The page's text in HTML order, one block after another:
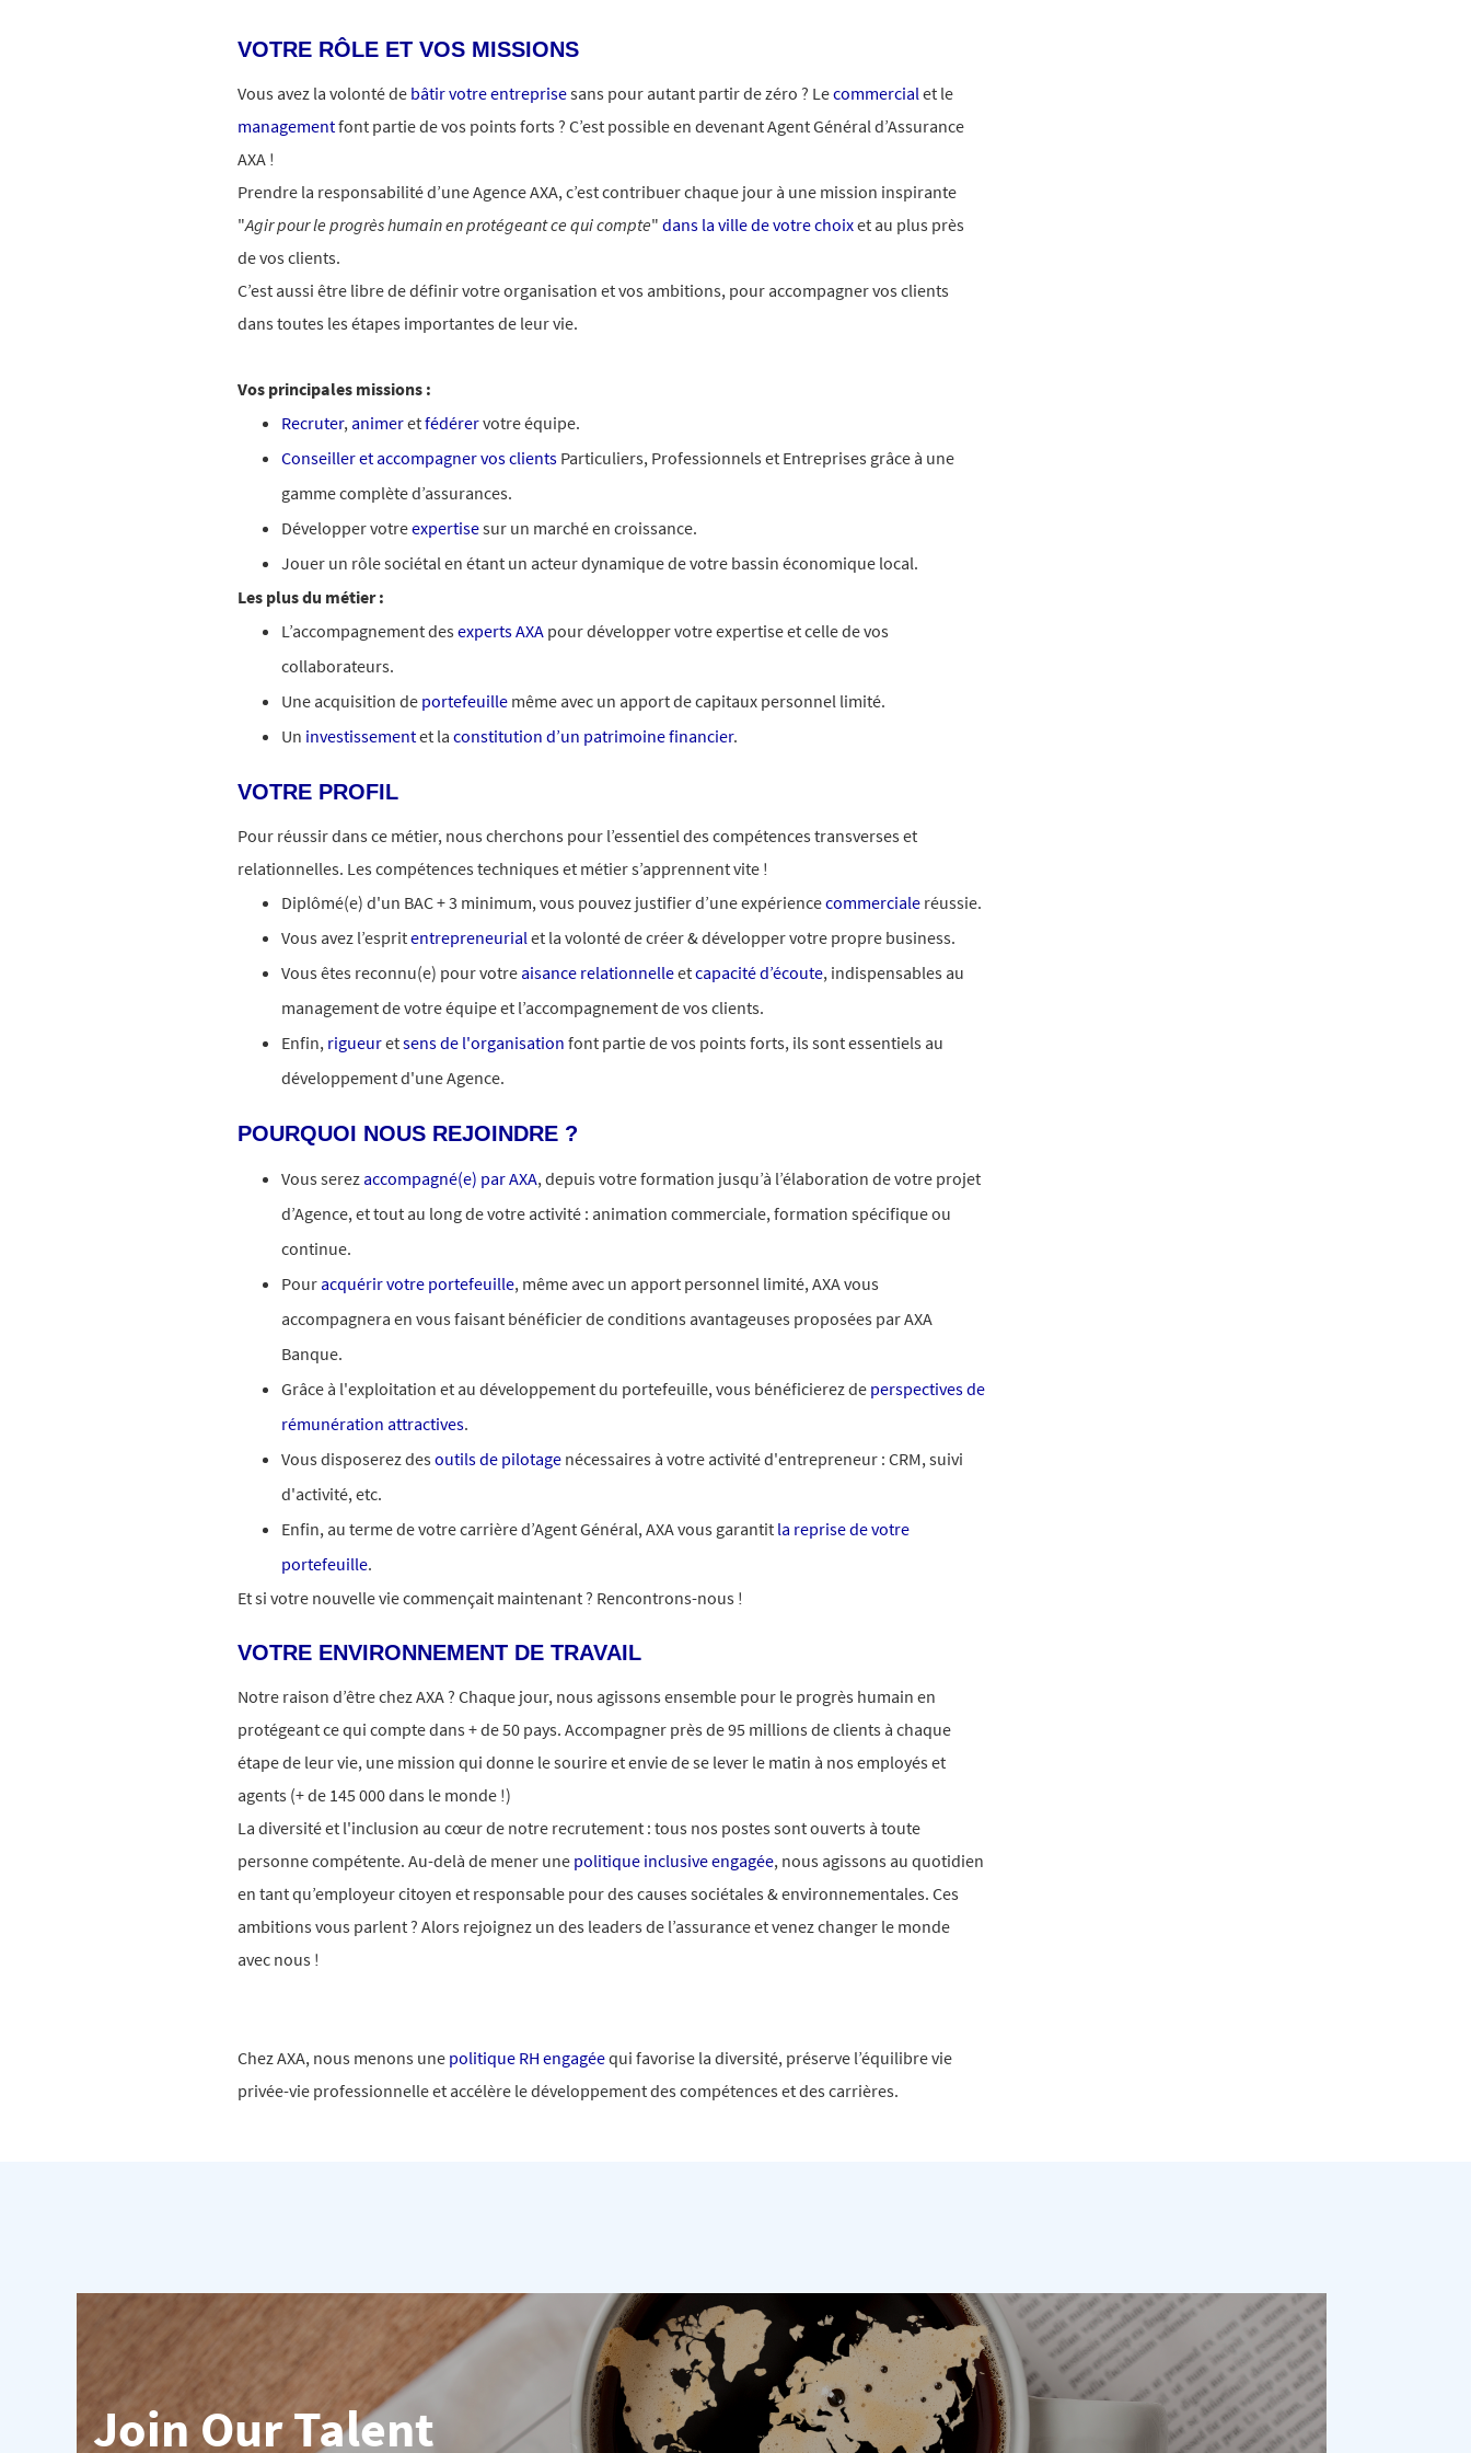
VOTRE RÔLE ET VOS MISSIONS
Vous avez la volonté de bâtir votre entreprisesans pour autant partir de zéro ? Lecommercialet le
managementfont partie de vos points forts ? C’est possible en devenant Agent Général d’Assurance
AXA !
Prendre la responsabilité d’une Agence AXA, c’est contribuer chaque jour à une mission inspirante
"Agir pour le progrès humain en protégeant ce qui compte" dans la ville de votre choixet au plus près
de vos clients.
C’est aussi être libre de définir votre organisation et vos ambitions, pour accompagner vos clients
dans toutes les étapes importantes de leur vie.
Vos principales missions :
Recruter, animeretfédérervotre équipe.
Conseiller et accompagner vos clients Particuliers, Professionnels et Entreprises grâce à une
gamme complète d’assurances.
Développer votreexpertisesur un marché en croissance.
Jouer un rôle sociétal en étant un acteur dynamique de votre bassin économique local.
Les plus du métier :
L’accompagnement desexperts AXA pour développer votre expertise et celle de vos
collaborateurs.
Une acquisition de portefeuille même avec un apport de capitaux personnel limité.
Un investissementet la constitution d’un patrimoine financier.
VOTRE PROFIL
Pour réussir dans ce métier, nous cherchons pour l’essentiel des compétences transverses et
relationnelles. Les compétences techniques et métier s’apprennent vite !
Diplômé(e) d'un BAC + 3 minimum, vous pouvez justifier d’une expériencecommerciale réussie.
Vous avez l’espritentrepreneurialet la volonté de créer & développer votre propre business.
Vous êtes reconnu(e) pour votre aisance relationnelleetcapacité d’écoute, indispensables au
management de votre équipe et l’accompagnement de vos clients.
Enfin, rigueuretsens de l'organisation font partie de vos points forts, ils sont essentiels au
développement d'une Agence.
POURQUOI NOUS REJOINDRE ?
Vous serez accompagné(e) par AXA, depuis votre formation jusqu’à l’élaboration de votre projet
d’Agence, et tout au long de votre activité : animation commerciale, formation spécifique ou
continue.
Pour acquérir votre portefeuille, même avec un apport personnel limité, AXA vous
accompagnera en vous faisant bénéficier de conditions avantageuses proposées par AXA
Banque.
Grâce à l'exploitation et au développement du portefeuille, vous bénéficierez de perspectives de
rémunération attractives.
Vous disposerez desoutils de pilotage nécessaires à votre activité d'entrepreneur : CRM, suivi
d'activité, etc.
Enfin, au terme de votre carrière d’Agent Général, AXA vous garantit la reprise de votre
portefeuille.
Et si votre nouvelle vie commençait maintenant ? Rencontrons-nous !
VOTRE ENVIRONNEMENT DE TRAVAIL
Notre raison d’être chez AXA ? Chaque jour, nous agissons ensemble pour le progrès humain en
protégeant ce qui compte dans + de 50 pays. Accompagner près de 95 millions de clients à chaque
étape de leur vie, une mission qui donne le sourire et envie de se lever le matin à nos employés et
agents (+ de 145 000 dans le monde !)
La diversité et l'inclusion au cœur de notre recrutement : tous nos postes sont ouverts à toute
personne compétente. Au-delà de mener une politique inclusive engagée, nous agissons au quotidien
en tant qu’employeur citoyen et responsable pour des causes sociétales & environnementales. Ces
ambitions vous parlent ? Alors rejoignez un des leaders de l’assurance et venez changer le monde
avec nous !
Chez AXA, nous menons une politique RH engagéequi favorise la diversité, préserve l’équilibre vie
privée-vie professionnelle et accélère le développement des compétences et des carrières.
Join Our Talent